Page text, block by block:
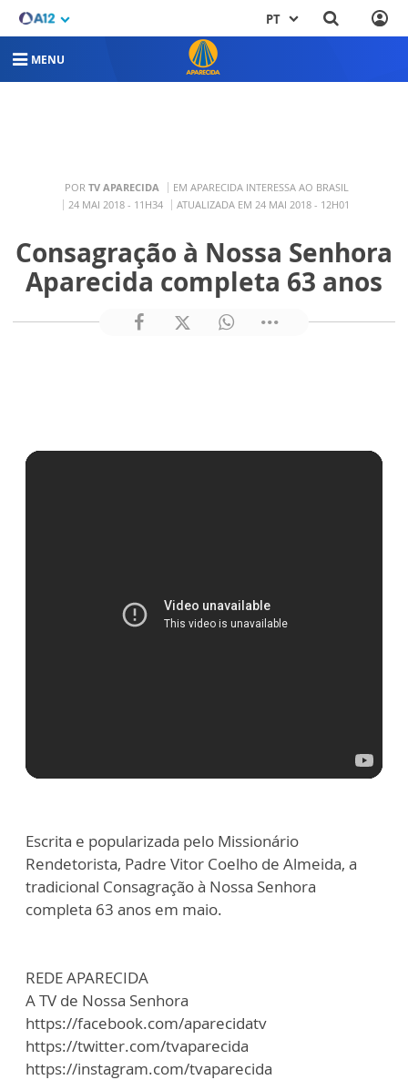
PT
MENU
POR TV APARECIDA
EM APARECIDA INTERESSA AO BRASIL
24 MAI 2018 - 11H34
ATUALIZADA EM 24 MAI 2018 - 12H01
Consagração à Nossa Senhora
Aparecida completa 63 anos
Escrita e popularizada pelo Missionário
Rendetorista, Padre Vitor Coelho de Almeida, a
tradicional Consagração à Nossa Senhora
completa 63 anos em maio.
REDE APARECIDA
A TV de Nossa Senhora
https://facebook.com/aparecidatv
https://twitter.com/tvaparecida
https://instagram.com/tvaparecida